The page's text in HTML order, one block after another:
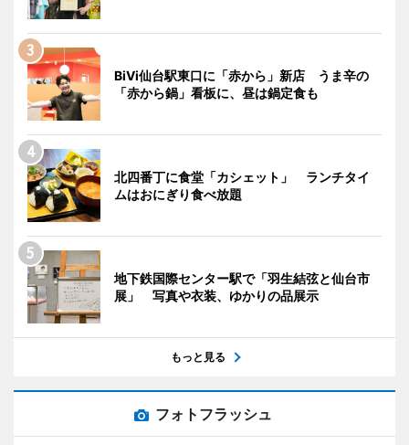
BiVi仙台駅東口に「赤から」新店 うま辛の
「赤から鍋」看板に、昼は鍋定食も
北四番丁に食堂「カシェット」 ランチタイ
ムはおにぎり食べ放題
地下鉄国際センター駅で「羽生結弦と仙台市
展」 写真や衣装、ゆかりの品展示
もっと見る
フォトフラッシュ